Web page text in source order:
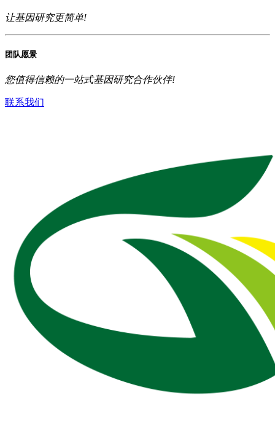
让基因研究更简单!
团队愿景
您值得信赖的一站式基因研究合作伙伴!
联系我们